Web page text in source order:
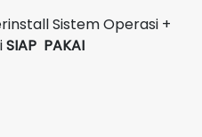
Sistem Operasi +
SIAP PAKAI